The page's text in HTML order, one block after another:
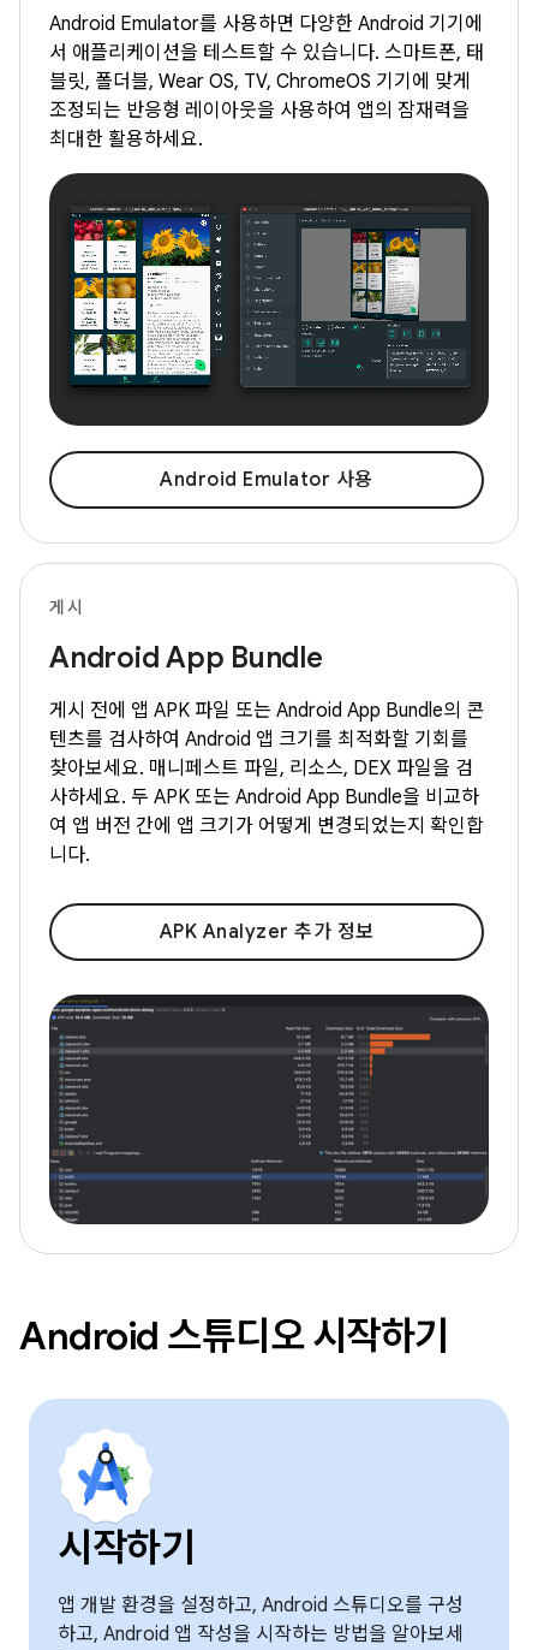
Android Emulator를 사용하면 다양한 Android 기기에
서 애플리케이션을 테스트할 수 있습니다. 스마트폰, 태
블릿, 폴더블, Wear OS, TV, ChromeOS 기기에 맞게
조정되는 반응형 레이아웃을 사용하여 앱의 잠재력을
최대한 활용하세요.
Android Emulator 사용
게시
Android App Bundle
게시 전에 앱 APK 파일 또는 Android App Bundle의 콘
텐츠를 검사하여 Android 앱 크기를 최적화할 기회를
찾아보세요. 매니페스트 파일, 리소스, DEX 파일을 검
사하세요. 두 APK 또는 Android App Bundle을 비교하
여 앱 버전 간에 앱 크기가 어떻게 변경되었는지 확인합
니다.
APK Analyzer 추가 정보
Android 스튜디오 시작하기
시작하기
앱 개발 환경을 설정하고, Android 스튜디오를 구성
하고, Android 앱 작성을 시작하는 방법을 알아보세